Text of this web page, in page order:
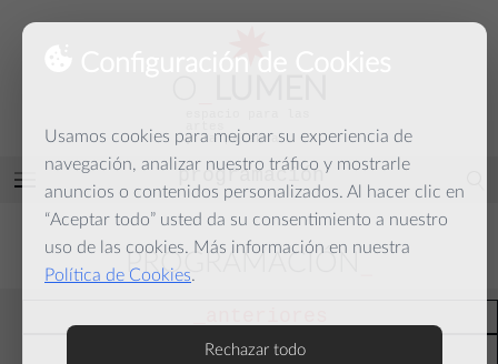
Configuración de Cookies
Usamos cookies para mejorar su experiencia de
navegación, analizar nuestro tráfico y mostrarle
anuncios o contenidos personalizados. Al hacer clic en
“Aceptar todo” usted da su consentimiento a nuestro
uso de las cookies. Más información en nuestra
Política de Cookies.
Rechazar todo
y la palabra
programación
PROGRAMACIÓN
actuales